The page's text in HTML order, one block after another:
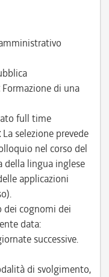
Formazione di una
full time
La selezione prevede
nel corso del
della lingua inglese
applicazioni
dei cognomi dei
data:
successive.
di svolgimento,